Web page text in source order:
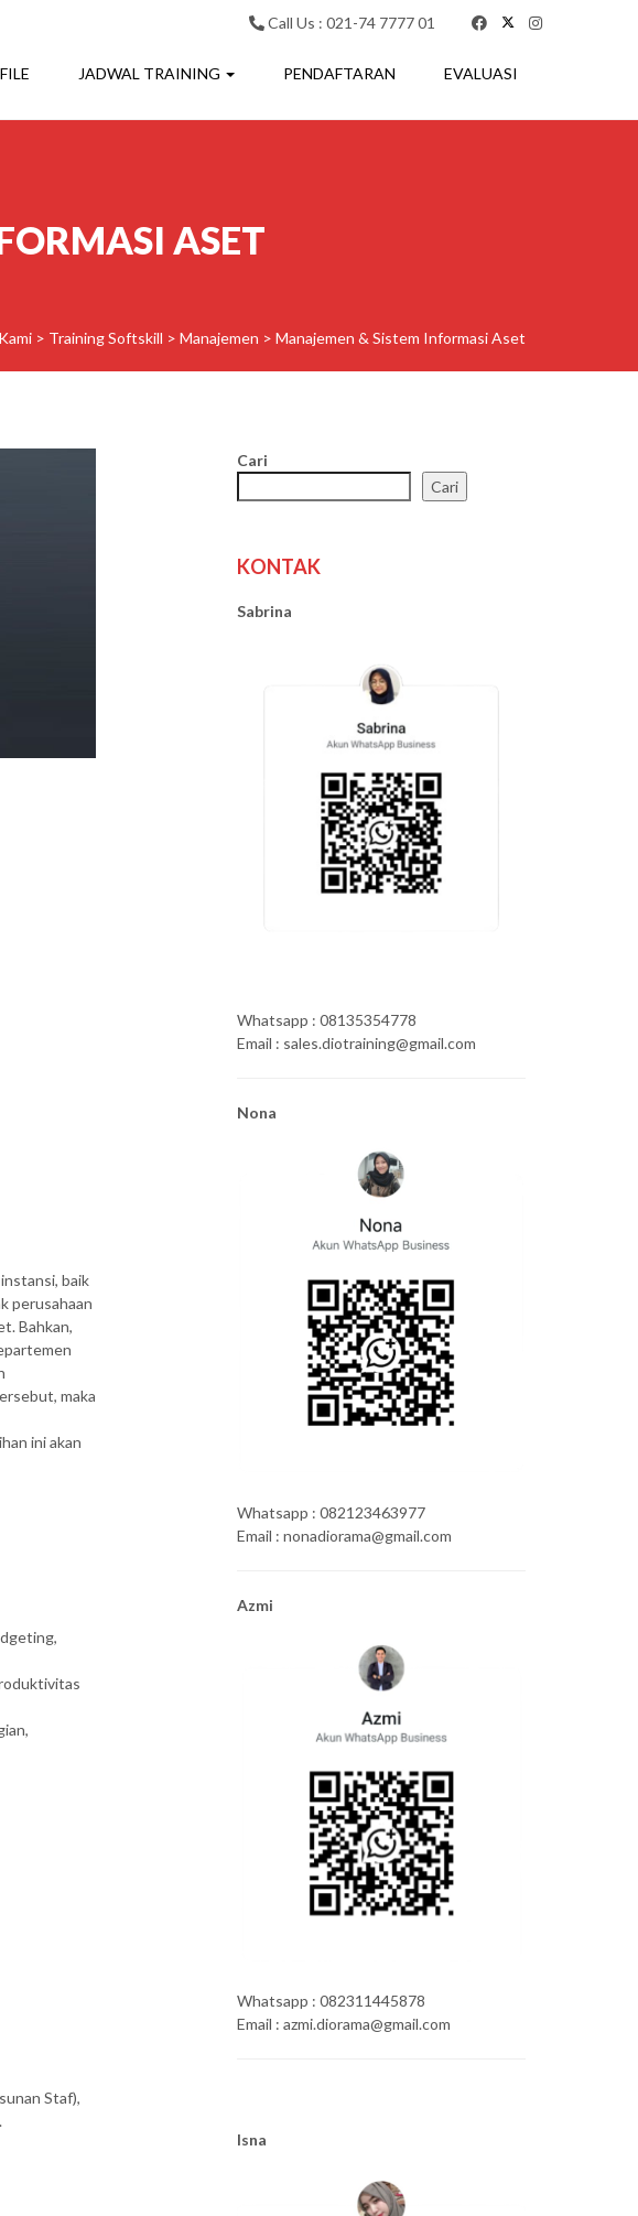
Call Us : 021-74 7777 01
JADWAL TRAINING PENDAFTARAN EVALUASI
ASET
> Training Softskill > Manajemen > Manajemen & Sistem Informasi Aset
baik
perusahaan
Bahkan,
maka
ini akan
Staf),
Cari
Cari
KONTAK
Sabrina
Whatsapp : 08135354778
Email : sales.diotraining@gmail.com
Nona
Whatsapp : 082123463977
Email : nonadiorama@gmail.com
Azmi
Whatsapp : 082311445878
Email : azmi.diorama@gmail.com
Isna